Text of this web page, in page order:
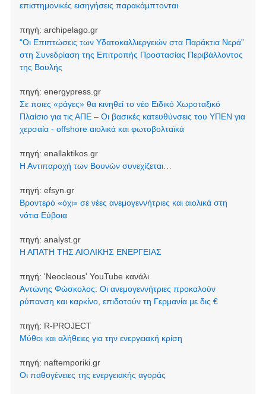
επιστημονικές εισηγήσεις παρακάμπτονται
πηγή: archipelago.gr
“Οι Επιπτώσεις των Υδατοκαλλιεργειών στα Παράκτια Νερά”
στη Συνεδρίαση της Επιτροπής Προστασίας Περιβάλλοντος
της Βουλής
πηγή: energypress.gr
Σε ποιες «ράγες» θα κινηθεί το νέο Ειδικό Χωροταξικό
Πλαίσιο για τις ΑΠΕ – Οι βασικές κατευθύνσεις του ΥΠΕΝ για
χερσαία - offshore αιολικά και φωτοβολταϊκά
πηγή: enallaktikos.gr
Η Αντιπαροχή των Βουνών συνεχίζεται…
πηγή: efsyn.gr
Βροντερό «όχι» σε νέες ανεμογεννήτριες και αιολικά στη
νότια Εύβοια
πηγή: analyst.gr
Η ΑΠΑΤΗ ΤΗΣ ΑΙΟΛΙΚΗΣ ΕΝΕΡΓΕΙΑΣ
πηγή: 'Neocleοus' YouTube κανάλι
Αντώνης Φώσκολος: Οι ανεμογεννήτριες προκαλούν
ρύπανση και καρκίνο, επιδοτούν τη Γερμανία με δις €
πηγή: R-PROJECT
Μύθοι και αλήθειες για την ενεργειακή κρίση
πηγή: naftemporiki.gr
Οι παθογένειες της ενεργειακής αγοράς